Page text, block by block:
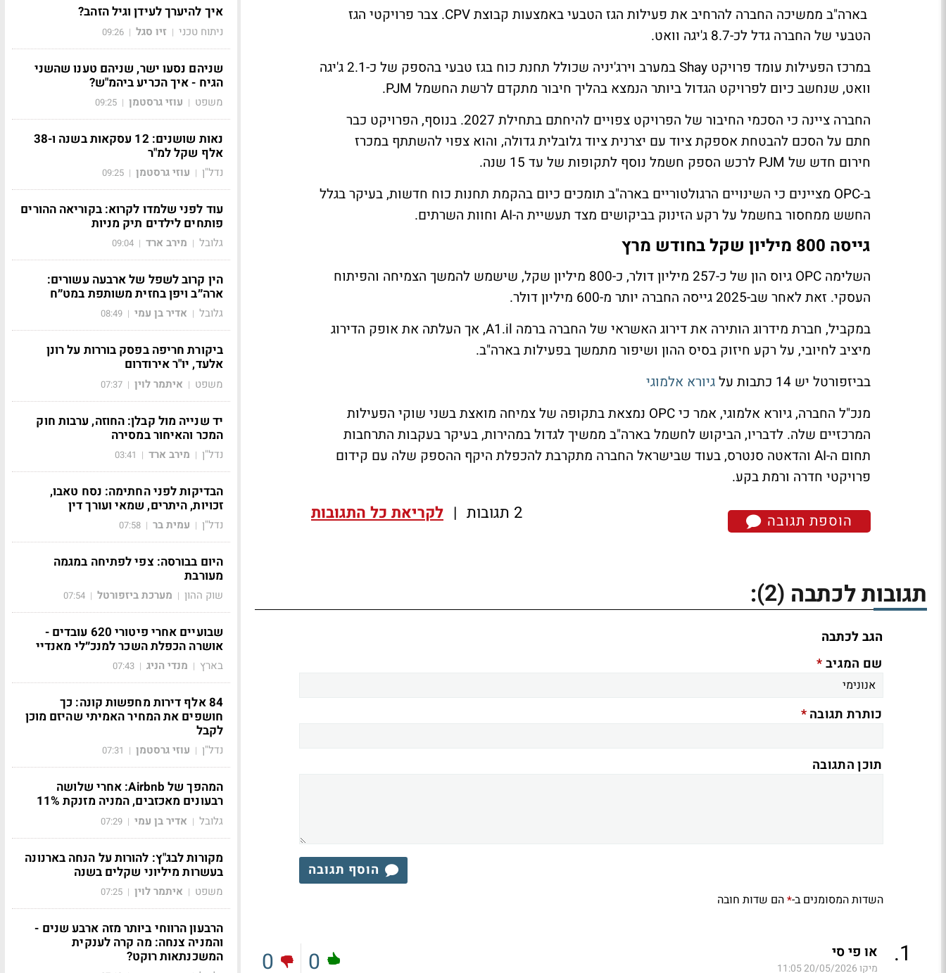
בארה"ב ממשיכה החברה להרחיב את פעילות הגז הטבעי באמצעות קבוצת CPV. צבר פרויקטי הגז
הטבעי של החברה גדל לכ-8.7 ג'יגה וואט.
במרכז הפעילות עומד פרויקט Shay במערב וירג'יניה שכולל תחנת כוח בגז טבעי בהספק של כ-2.1 ג'יגה
וואט, שנחשב כיום לפרויקט הגדול ביותר הנמצא בהליך חיבור מתקדם לרשת החשמל PJM.
החברה ציינה כי הסכמי החיבור של הפרויקט צפויים להיחתם בתחילת 2027. בנוסף, הפרויקט כבר
חתם על הסכם להבטחת אספקת ציוד עם יצרנית ציוד גלובלית גדולה, והוא צפוי להשתתף במכרז
חירום חדש של PJM לרכש הספק חשמל נוסף לתקופות של עד 15 שנה.
ב-OPC מציינים כי השינויים הרגולטוריים בארה"ב תומכים כיום בהקמת תחנות כוח חדשות, בעיקר בגלל
החשש ממחסור בחשמל על רקע הזינוק בביקושים מצד תעשיית ה-AI וחוות השרתים.
גייסה 800 מיליון שקל בחודש מרץ
השלימה OPC גיוס הון של כ-257 מיליון דולר, כ-800 מיליון שקל, שישמש להמשך הצמיחה והפיתוח
העסקי. זאת לאחר שב-2025 גייסה החברה יותר מ-600 מיליון דולר.
במקביל, חברת מידרוג הותירה את דירוג האשראי של החברה ברמה A1.il, אך העלתה את אופק הדירוג
מיציב לחיובי, על רקע חיזוק בסיס ההון ושיפור מתמשך בפעילות בארה"ב.
בביזפורטל יש 14 כתבות על
גיורא אלמוגי
מנכ"ל החברה, גיורא אלמוגי, אמר כי OPC נמצאת בתקופה של צמיחה מואצת בשני שוקי הפעילות
המרכזיים שלה. לדבריו, הביקוש לחשמל בארה"ב ממשיך לגדול במהירות, בעיקר בעקבות התרחבות
תחום ה-AI והדאטה סנטרס, בעוד שבישראל החברה מתקרבת להכפלת היקף ההספק שלה עם קידום
פרויקטי חדרה ורמת בקע.
הוספת תגובה 2 תגובות | לקריאת כל התגובות
תגובות לכתבה (2)
:
הגב לכתבה
שם המגיב*
כותרת תגובה*
תוכן התגובה
הוסף תגובה
השדות המסומנים ב-*הם שדות חובה
1
. או פי סי
מיקו20/05/2026 11:05
0
0
איך להיערך לעידן וגיל הזהב?
ניתוח טכני | זיו סגל |
09:26
שניהם נסעו ישר, שניהם טענו שהשני
הגיח - איך הכריע ביהמ"ש?
משפט | עוזי גרסטמן |
09:25
נאות שושנים: 12 עסקאות בשנה ו-38
אלף שקל למ"ר
נדל"ן | עוזי גרסטמן |
09:25
עוד לפני שלמדו לקרוא: בקוריאה ההורים
פותחים לילדים תיק מניות
גלובל | מירב ארד |
09:04
הין קרוב לשפל של ארבעה עשורים:
ארה״ב ויפן בחזית משותפת במט״ח
גלובל | אדיר בן עמי |
08:49
ביקורת חריפה בפסק בוררות על רונן
אלעד, יו"ר אירודרום
משפט | איתמר לוין |
07:37
יד שנייה מול קבלן: החוזה, ערבות חוק
המכר והאיחור במסירה
נדל"ן | מירב ארד |
03:41
הבדיקות לפני החתימה: נסח טאבו,
זכויות, היתרים, שמאי ועורך דין
נדל"ן | עמית בר |
07:58
היום בבורסה: צפי לפתיחה במגמה
מעורבת
שוק ההון | מערכת ביזפורטל |
07:54
שבועיים אחרי פיטורי 620 עובדים -
אושרה הכפלת השכר למנכ״לי מאנדיי
בארץ | מנדי הניג |
07:43
84 אלף דירות מחפשות קונה: כך
חושפים את המחיר האמיתי שהיזם מוכן
לקבל
נדל"ן | עוזי גרסטמן |
07:31
המהפך של Airbnb: אחרי שלושה
רבעונים מאכזבים, המניה מזנקת 11%
גלובל | אדיר בן עמי |
07:29
מקורות לבג"ץ: להורות על הנחה בארנונה
בעשרות מיליוני שקלים בשנה
משפט | איתמר לוין |
07:25
הרבעון הרווחי ביותר מזה ארבע שנים -
והמניה צנחה: מה קרה לענקית
המשכנתאות רוקט?